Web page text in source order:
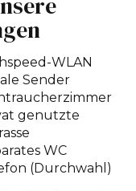
WLAN
Sender
genutzte
WC
(Durchwahl)